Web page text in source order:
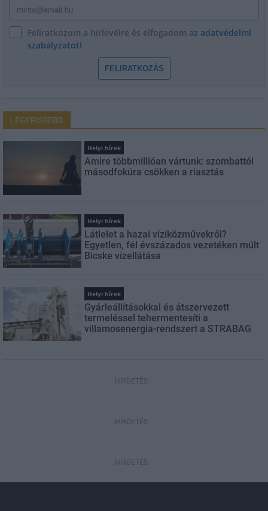
Feliratkozom a hírlevélre és elfogadom az adatvédelmi
szabályzatot!
FELIRATKOZÁS
LEGFRISSEBB
Helyi hírek
Amire többmillióan vártunk: szombattól
másodfokúra csökken a riasztás
Helyi hírek
Látlelet a hazai víziközművekről?
Egyetlen, fél évszázados vezetéken múlt
Bicske vízellátása
Helyi hírek
Gyárleállításokkal és átszervezett
termeléssel tehermentesíti a
villamosenergia-rendszert a STRABAG
HIRDETÉS
HIRDETÉS
HIRDETÉS